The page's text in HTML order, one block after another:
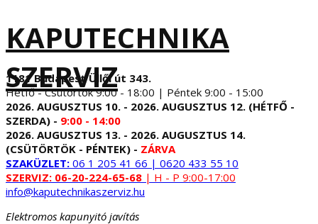
KAPUTECHNIKA
SZERVIZ
1181 Budapest Üllői út 343.
Hétfő - Csütörtök 9:00 - 18:00 | Péntek 9:00 - 15:00
2026. AUGUSZTUS 10. - 2026. AUGUSZTUS 12. (HÉTFŐ -
SZERDA) - 9:00 - 14:00
2026. AUGUSZTUS 13. - 2026. AUGUSZTUS 14.
(CSÜTÖRTÖK - PÉNTEK) - ZÁRVA
SZAKÜZLET: 06 1 205 41 66 | 0620 433 55 10
SZERVIZ: 06-20-224-65-68 | H - P 9:00-17:00
info@kaputechnikaszerviz.hu
Elektromos kapunyitó javítás